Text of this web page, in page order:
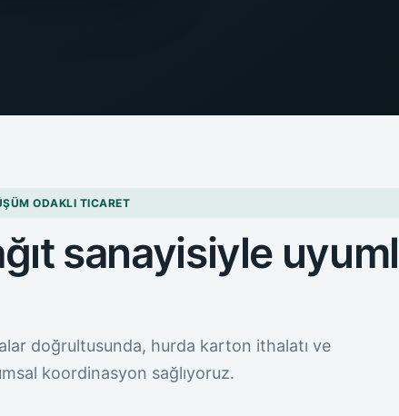
ODAKLI TICARET
sanayisiyle
doğrultusunda, hurda karton ithalatı ve
koordinasyon sağlıyoruz.